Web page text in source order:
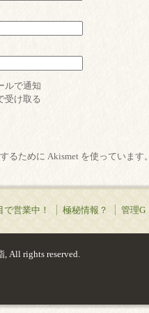
ルで通知
受け取る
るために Akismet を使っています。
営業中！ 極秘情報？ 管理G
All rights reserved.